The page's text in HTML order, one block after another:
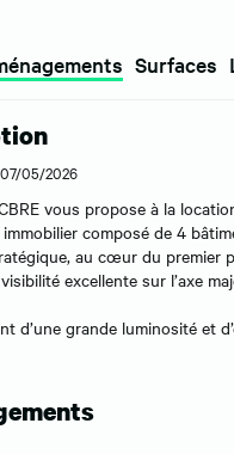
Surfaces
05/2026
vous propose à la
immobilier composé de 4
au cœur du premier
excellente sur l’axe
d’une grande luminosité et